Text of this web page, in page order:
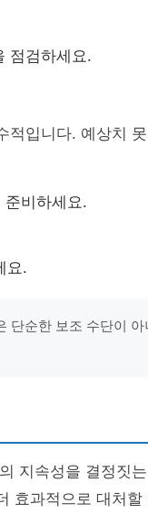
점검하세요.
적입니다. 예상치
비하세요.
요.
단순한 보조 수단이
지속성을 결정짓
효과적으로 대처할